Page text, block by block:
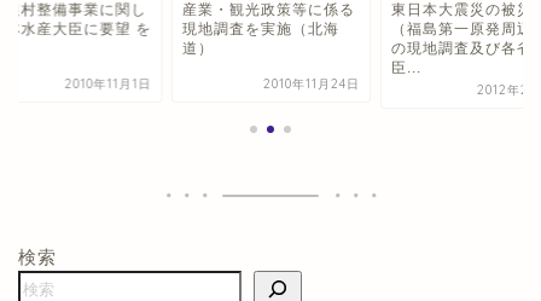
農村整備事業に関し
林水産大臣に要望 を
2010年11月1日
産業・観光政策等に係る
現地調査を実施（北海
道）
2010年11月24日
東日本大震災の被災
（福島第一原発周辺
の現地調査及び各省
臣...
2012年2
検索